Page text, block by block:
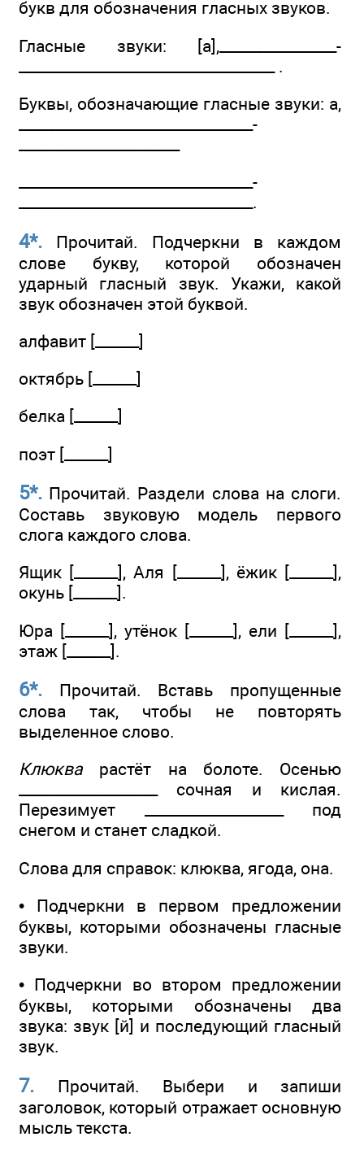
букв для обозначения гласных звуков.
Гласные звуки: [а],________________­
________________­___________________ .
Буквы, обозначающие гласные звуки: а,
________________­________________­
________________­________________­
______________­__________________.
4*. Прочитай. Подчеркни в каждом
слове букву, которой обозначен
ударный гласный звук. Укажи, какой
звук обозначен этой буквой.
алфавит [______]
октябрь [______]
белка [______]
поэт [______]
5*. Прочитай. Раздели слова на слоги.
Составь звуковую модель первого
слога каждого слова.
Ящик [______], Аля [______], ёжик [______],
окунь [______].
Юра [______], утёнок [______], ели [______],
этаж [______].
6*. Прочитай. Вставь пропущенные
слова так, чтобы не повторять
выделенное слово.
Клюква растёт на болоте. Осенью
___________________ сочная и кислая.
Перезимует ___________________ под
снегом и станет сладкой.
Слова для справок: клюква, ягода, она.
• Подчеркни в первом предложении
буквы, которыми обозначены гласные
звуки.
• Подчеркни во втором предложении
буквы, которыми обозначены два
звука: звук [й] и последующий гласный
звук.
7. Прочитай. Выбери и запиши
заголовок, который отражает основную
мысль текста.